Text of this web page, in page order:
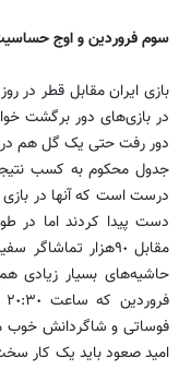
سوم فروردین و اوج
بازی ایران مقابل قطر
دور رفت حتی یک گل هم
جدول محکوم به کسب
دست پیدا کردند اما در
مقابل ٩٠‌هزار
فوساتی و شاگردانش خوب
امید صعود باید یک کار